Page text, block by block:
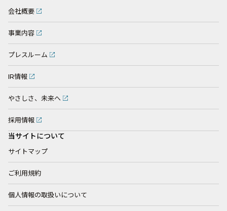
会社概要
事業内容
プレスルーム
IR情報
やさしさ、未来へ
採用情報
当サイトについて
サイトマップ
ご利用規約
個人情報の取扱いについて